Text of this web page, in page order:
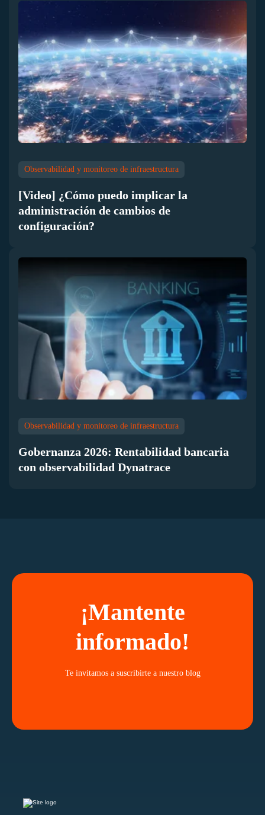
Observabilidad y monitoreo de infraestructura
[Video] ¿Cómo puedo implicar la
administración de cambios de
configuración?
Observabilidad y monitoreo de infraestructura
Gobernanza 2026: Rentabilidad bancaria
con observabilidad Dynatrace
¡Mantente
informado!
Te invitamos a suscribirte a nuestro blog